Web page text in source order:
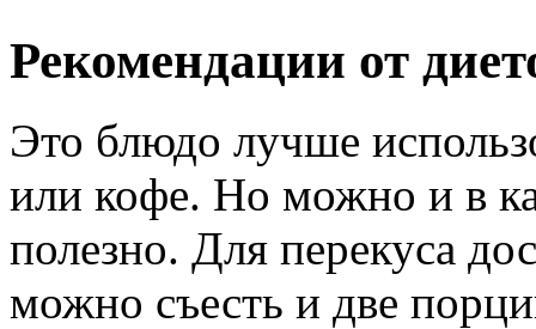
Рекомендации от
Это блюдо лучше
или кофе. Но можно и в
полезно. Для перекуса
можно съесть и две